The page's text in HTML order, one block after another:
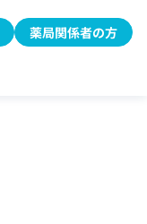
薬局関係者の方